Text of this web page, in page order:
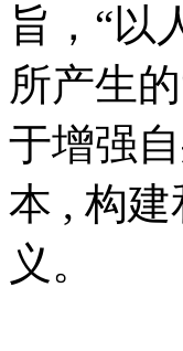
旨，“以
所产生
于增强
本 , 构
义。